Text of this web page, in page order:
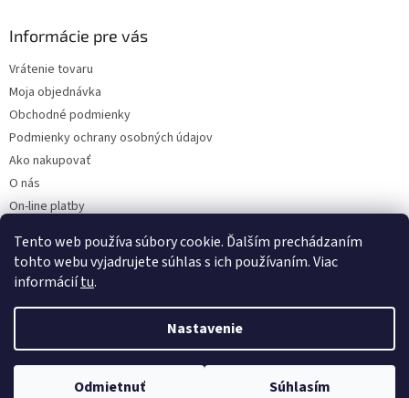
Tento web používa súbory cookie. Ďalším prechádzaním
tohto webu vyjadrujete súhlas s ich používaním. Viac
informáciítu.
Nastavenie
Odmietnuť Súhlasím
Informácie pre vás
Vrátenie tovaru
Moja objednávka
Obchodné podmienky
Podmienky ochrany osobných údajov
Ako nakupovať
O nás
On-line platby
Čo dať do kočíka v zime?
Vytvoril Shoptet
Copyright 2026Kaarsgaren.sk . Všetky práva vyhradené.